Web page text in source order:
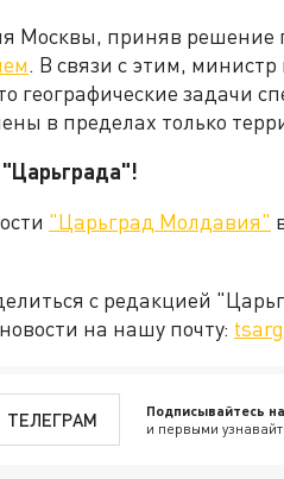
Москвы, приняв решение
. В связи с этим,
географические задачи
в пределах только
"Царьград Молдавия"
с редакцией
на нашу почту:
ТЕЛЕГРАМ Подписывайтесь
и первыми